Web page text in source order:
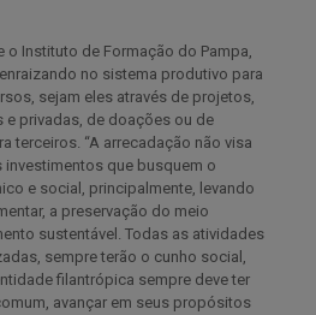
o Instituto de Formação do Pampa,
no sistema produtivo para
sejam eles através de projetos,
privadas, de doações ou de
terceiros. “A arrecadação não visa
que busquem o
e social, principalmente, levando
a preservação do meio
sustentável. Todas as atividades
sempre terão o cunho social,
filantrópica sempre deve ter
avançar em seus propósitos